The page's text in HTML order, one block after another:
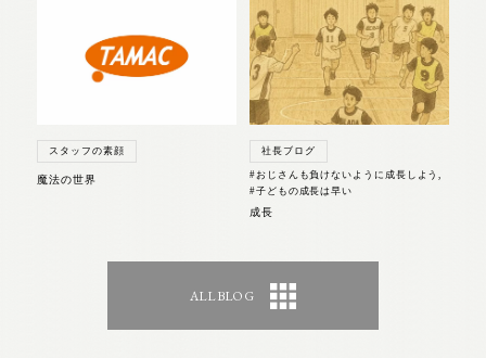
スタッフの素顔
魔法の世界
社長ブログ
#おじさんも負けないように成長しよう
#子どもの成長は早い
成長
ALL BLOG